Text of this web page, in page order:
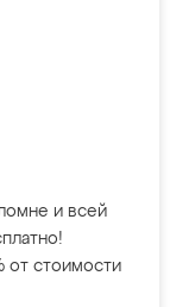
и всей
от стоимости